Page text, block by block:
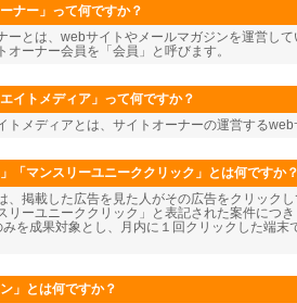
ーナー」って何ですか？
ーとは、webサイトやメールマガジンを運営し
オーナー会員を「会員」と呼びます。
エイトメディア」って何ですか？
トメディアとは、サイトオーナーの運営する
」「マンスリーユニーククリック」とは何ですか
、掲載した広告を見た人がその広告をクリック
リーユニーククリック」と表記された案件につ
みを成果対象とし、月内に１回クリックした端
ン」とは何ですか？